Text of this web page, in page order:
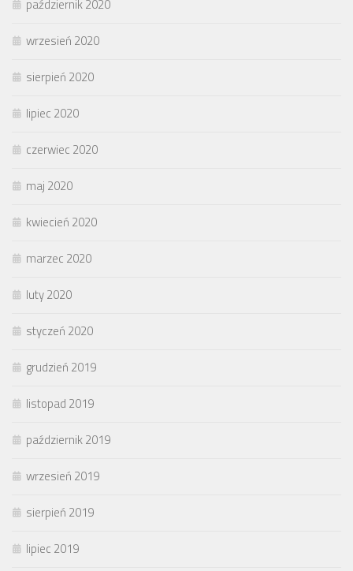
październik 2020
wrzesień 2020
sierpień 2020
lipiec 2020
czerwiec 2020
maj 2020
kwiecień 2020
marzec 2020
luty 2020
styczeń 2020
grudzień 2019
listopad 2019
październik 2019
wrzesień 2019
sierpień 2019
lipiec 2019